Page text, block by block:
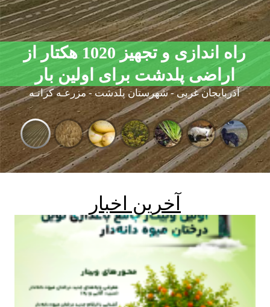
راه اندازی و تجهیز 1020 هکتار از
اراضی پلدشت برای اولین بار
آذربایجان غربی - شهرستان پلدشت - مزرعـه کرانـه
راه اندازی و تجهیز 1020 هکتار از
اراضی پلدشت برای اولین بار
آخرین اخبار